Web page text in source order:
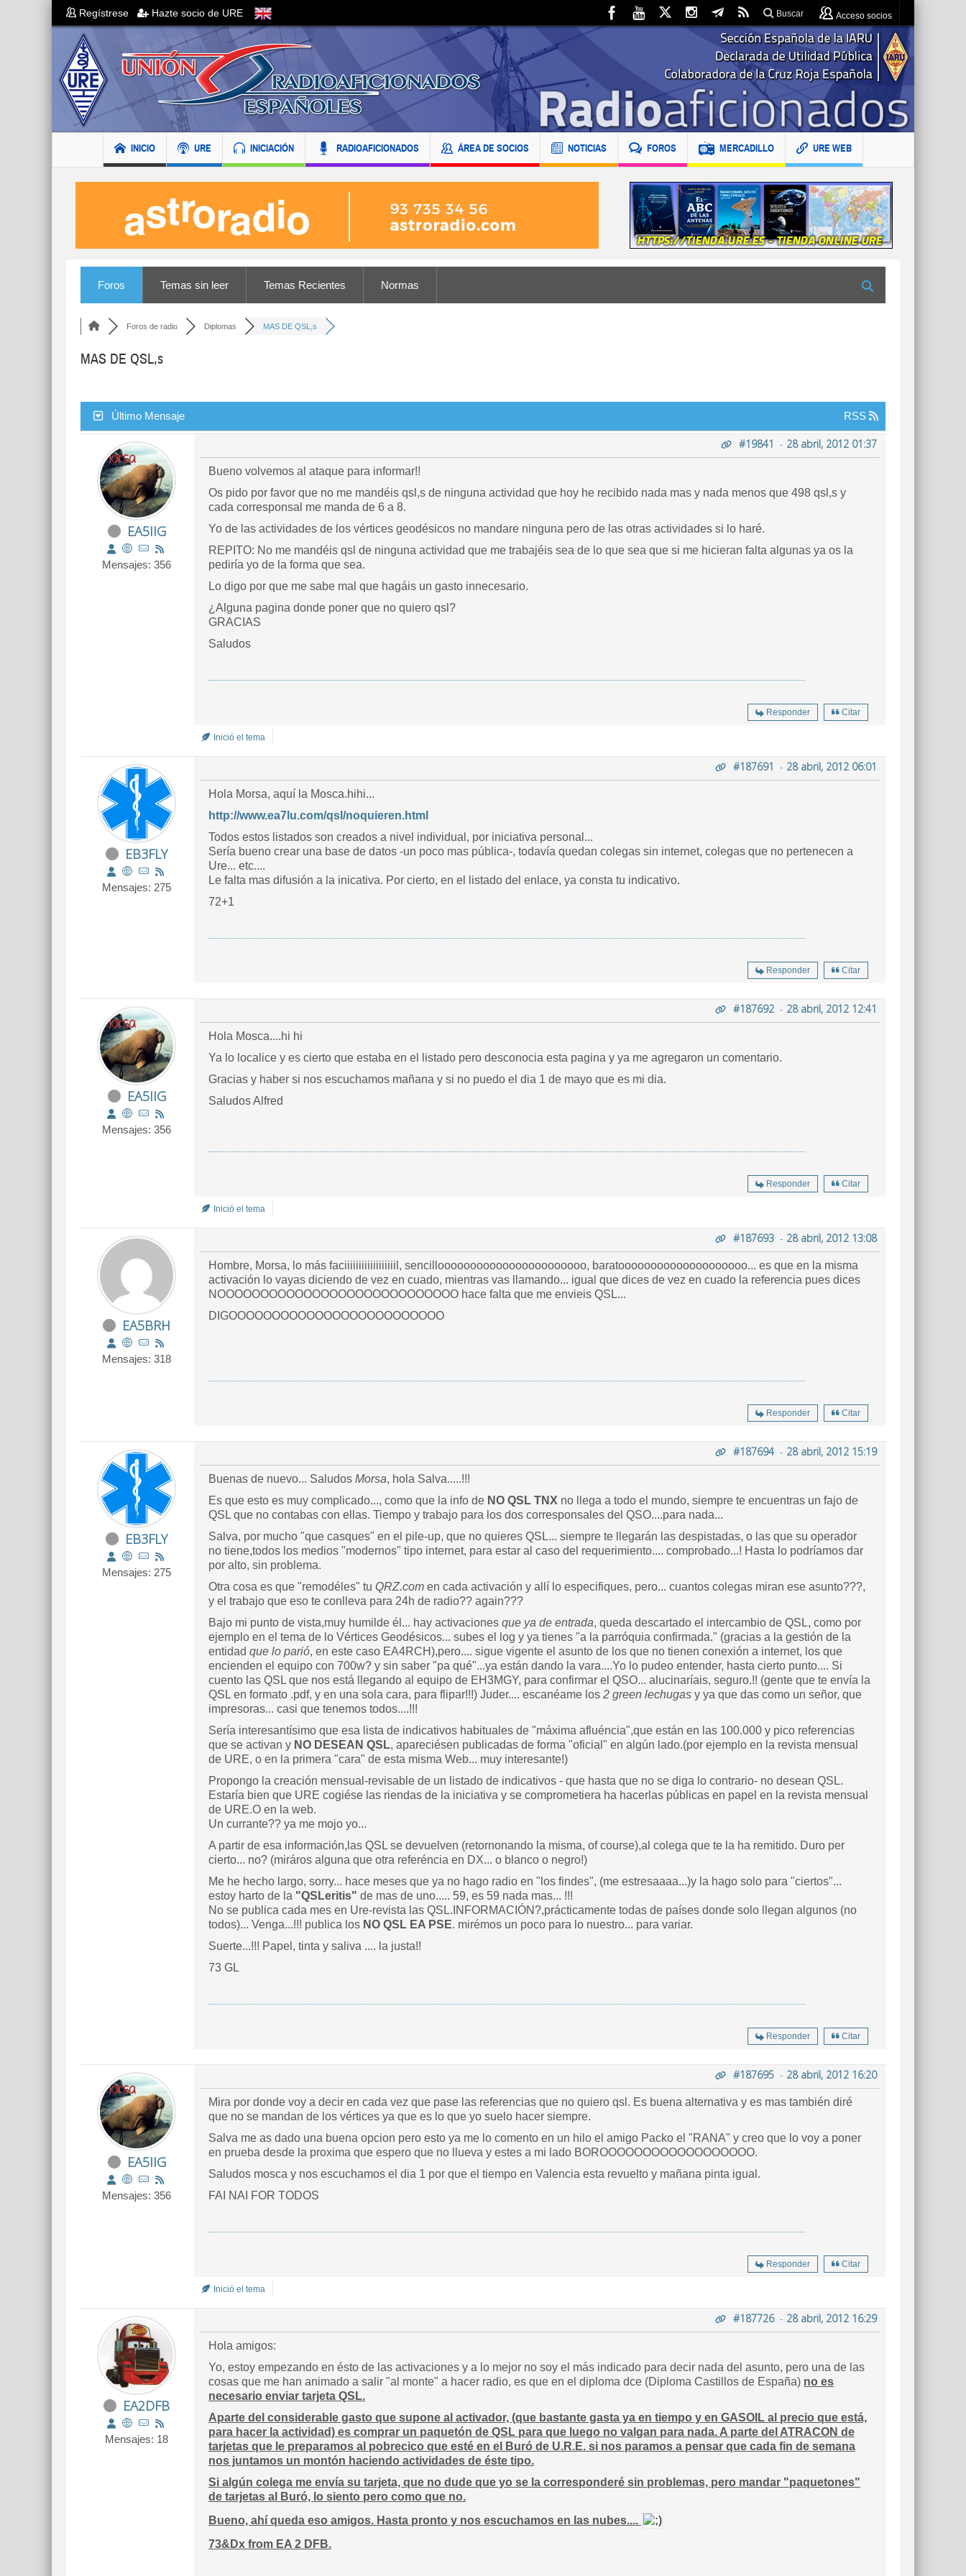
Regístrese Hazte socio de URE Buscar Acceso socios
INICIO URE INICIACIÓN RADIOAFICIONADOS ÁREA DE SOCIOS NOTICIAS FOROS MERCADILLO URE WEB
Foros Temas sin leer Temas Recientes Normas
Foros de radio Diplomas MAS DE QSL,s
MAS DE QSL,s
Último Mensaje RSS
EA5IIG
Mensajes: 356
#19841 - 28 abril, 2012 01:37
Bueno volvemos al ataque para informar!!
Os pido por favor que no me mandéis qsl,s de ninguna actividad que hoy he recibido nada mas y nada menos que 498 qsl,s y
cada corresponsal me manda de 6 a 8.
Yo de las actividades de los vértices geodésicos no mandare ninguna pero de las otras actividades si lo haré.
REPITO: No me mandéis qsl de ninguna actividad que me trabajéis sea de lo que sea que si me hicieran falta algunas ya os la
pediría yo de la forma que sea.
Lo digo por que me sabe mal que hagáis un gasto innecesario.
¿Alguna pagina donde poner que no quiero qsl?
GRACIAS
Saludos
Responder Citar
Inició el tema
EB3FLY
Mensajes: 275
#187691 - 28 abril, 2012 06:01
Hola Morsa, aquí la Mosca.hihi...
http://www.ea7lu.com/qsl/noquieren.html
Todos estos listados son creados a nivel individual, por iniciativa personal...
Sería bueno crear una base de datos -un poco mas pública-, todavía quedan colegas sin internet, colegas que no pertenecen a
Ure... etc....
Le falta mas difusión a la inicativa. Por cierto, en el listado del enlace, ya consta tu indicativo.
72+1
Responder Citar
EA5IIG
Mensajes: 356
#187692 - 28 abril, 2012 12:41
Hola Mosca....hi hi
Ya lo localice y es cierto que estaba en el listado pero desconocia esta pagina y ya me agregaron un comentario.
Gracias y haber si nos escuchamos mañana y si no puedo el dia 1 de mayo que es mi dia.
Saludos Alfred
Responder Citar
Inició el tema
EA5BRH
Mensajes: 318
#187693 - 28 abril, 2012 13:08
Hombre, Morsa, lo más faciiiiiiiiiiiiiiiiiil, sencillooooooooooooooooooooooo, baratoooooooooooooooooooo... es que en la misma
activación lo vayas diciendo de vez en cuado, mientras vas llamando... igual que dices de vez en cuado la referencia pues dices
NOOOOOOOOOOOOOOOOOOOOOOOOOOOO hace falta que me envieis QSL...
DIGOOOOOOOOOOOOOOOOOOOOOOOOO
Responder Citar
EB3FLY
Mensajes: 275
#187694- 28 abril, 2012 15:19
Buenas de nuevo... Saludos Morsa, hola Salva.....!!!
Es que esto es muy complicado..., como que la info de NO QSL TNX no llega a todo el mundo, siempre te encuentras un fajo de
QSL que no contabas con ellas. Tiempo y trabajo para los dos corresponsales del QSO....para nada...
Salva, por mucho "que casques" en el pile-up, que no quieres QSL... siempre te llegarán las despistadas, o las que su operador
no tiene,todos los medios "modernos" tipo internet, para estar al caso del requerimiento.... comprobado...! Hasta lo podríamos dar
por alto, sin problema.
Otra cosa es que "remodéles" tu QRZ.com en cada activación y allí lo especifiques, pero... cuantos colegas miran ese asunto???,
y el trabajo que eso te conlleva para 24h de radio?? again???
Bajo mi punto de vista,muy humilde él... hay activaciones que ya de entrada, queda descartado el intercambio de QSL, como por
ejemplo en el tema de lo Vértices Geodésicos... subes el log y ya tienes "a la parróquia confirmada." (gracias a la gestión de la
entidad que lo parió, en este caso EA4RCH),pero.... sigue vigente el asunto de los que no tienen conexión a internet, los que
encienden el equipo con 700w? y sin saber "pa qué"...ya están dando la vara....Yo lo pudeo entender, hasta cierto punto.... Si
cuento las QSL que nos está llegando al equipo de EH3MGY, para confirmar el QSO... alucinaríais, seguro.!! (gente que te envía la
QSL en formato .pdf, y en una sola cara, para flipar!!!) Juder.... escanéame los 2 green lechugas y ya que das como un señor, que
impresoras... casi que tenemos todos....!!!
Sería interesantísimo que esa lista de indicativos habituales de "máxima afluéncia",que están en las 100.000 y pico referencias
que se activan y NO DESEAN QSL, apareciésen publicadas de forma "oficial" en algún lado.(por ejemplo en la revista mensual
de URE, o en la primera "cara" de esta misma Web... muy interesante!)
Propongo la creación mensual-revisable de un listado de indicativos - que hasta que no se diga lo contrario- no desean QSL.
Estaría bien que URE cogiése las riendas de la iniciativa y se comprometiera ha hacerlas públicas en papel en la revista mensual
de URE.O en la web.
Un currante?? ya me mojo yo...
A partir de esa información,las QSL se devuelven (retornonando la misma, of course),al colega que te la ha remitido. Duro per
cierto... no? (miráros alguna que otra referéncia en DX... o blanco o negro!)
Me he hecho largo, sorry... hace meses que ya no hago radio en "los findes", (me estresaaaa...)y la hago solo para "ciertos"...
estoy harto de la "QSLeritis" de mas de uno..... 59, es 59 nada mas... !!!
No se publica cada mes en Ure-revista las QSL.INFORMACIÓN?,prácticamente todas de países donde solo llegan algunos (no
todos)... Venga...!!! publica los NO QSL EA PSE. mirémos un poco para lo nuestro... para variar.
Suerte...!!! Papel, tinta y saliva .... la justa!!
73 GL
Responder Citar
EA5IIG
Mensajes: 356
#187695 - 28 abril, 2012 16:20
Mira por donde voy a decir en cada vez que pase las referencias que no quiero qsl. Es buena alternativa y es mas también diré
que no se mandan de los vértices ya que es lo que yo suelo hacer siempre.
Salva me as dado una buena opcion pero esto ya me lo comento en un hilo el amigo Packo el "RANA" y creo que lo voy a poner
en prueba desde la proxima que espero que no llueva y estes a mi lado BOROOOOOOOOOOOOOOOOOO.
Saludos mosca y nos escuchamos el dia 1 por que el tiempo en Valencia esta revuelto y mañana pinta igual.
FAI NAI FOR TODOS
Responder Citar
Inició el tema
EA2DFB
Mensajes: 18
#187726- 28 abril, 2012 16:29
Hola amigos:
Yo, estoy empezando en ésto de las activaciones y a lo mejor no soy el más indicado para decir nada del asunto, pero una de las
cosas que me han animado a salir "al monte" a hacer radio, es que en el diploma dce (Diploma Castillos de España) no es
necesario enviar tarjeta QSL.
Aparte del considerable gasto que supone al activador, (que bastante gasta ya en tiempo y en GASOIL al precio que está,
para hacer la actividad) es comprar un paquetón de QSL para que luego no valgan para nada. A parte del ATRACON de
tarjetas que le preparamos al pobrecico que esté en el Buró de U.R.E. si nos paramos a pensar que cada fin de semana
nos juntamos un montón haciendo actividades de éste tipo.
Si algún colega me envía su tarjeta, que no dude que yo se la corresponderé sin problemas, pero mandar "paquetones"
de tarjetas al Buró, lo siento pero como que no.
Bueno, ahí queda eso amigos. Hasta pronto y nos escuchamos en las nubes....
73&Dx from EA 2 DFB.